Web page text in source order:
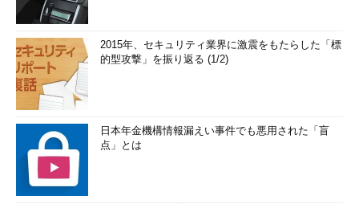
2015年、セキュリティ業界に激震をもたらした「標
的型攻撃」を振り返る (1/2)
日本年金機構情報漏えい事件でも悪用された「盲
点」とは